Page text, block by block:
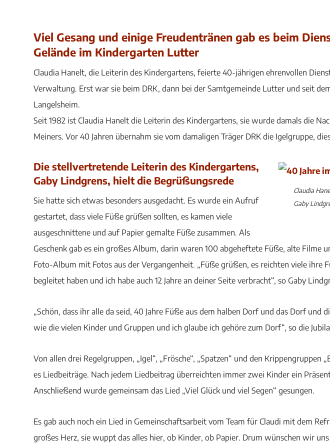
Viel Gesang und einige Freudentränen gab es beim
Gelände im Kindergarten Lutter
Claudia Hanelt, die Leiterin des Kindergartens, feierte 40-jährigen ehrenvollen
Verwaltung. Erst war sie beim DRK, dann bei der Samtgemeinde Lutter und seit
Langelsheim.
Seit 1982 ist Claudia Hanelt die Leiterin des Kindergartens, sie wurde damals die
Meiners. Vor 40 Jahren übernahm sie vom damaligen Träger DRK die Igelgruppe,
Claudia
Gaby
Die stellvertretende Leiterin des Kindergartens,
Gaby Lindgrens, hielt die Begrüßungsrede
Sie hatte sich etwas besonders ausgedacht. Es wurde ein Aufruf
gestartet, dass viele Füße grüßen sollten, es kamen viele
ausgeschnittene und auf Papier gemalte Füße zusammen. Als
Geschenk gab es ein großes Album, darin waren 100 abgeheftete Füße, alte Filme
Foto-Album mit Fotos aus der Vergangenheit. „Füße grüßen, es reichten viele ihre
begleitet haben und ich habe auch 12 Jahre an deiner Seite verbracht“, so Gaby
„Schön, dass ihr alle da seid, 40 Jahre Füße aus dem halben Dorf und das Dorf und
wie die vielen Kinder und Gruppen und ich glaube ich gehöre zum Dorf“, so die
Von allen drei Regelgruppen, „Igel“, „Frösche“, „Spatzen“ und den Krippengruppen
es Liedbeiträge. Nach jedem Liedbeitrag überreichten immer zwei Kinder ein
Anschließend wurde gemeinsam das Lied „Viel Glück und viel Segen“ gesungen.
Es gab auch noch ein Lied in Gemeinschaftsarbeit vom Team für Claudi mit dem
großes Herz, sie wuppt das alles hier, ob Kinder, ob Papier. Drum wünschen wir